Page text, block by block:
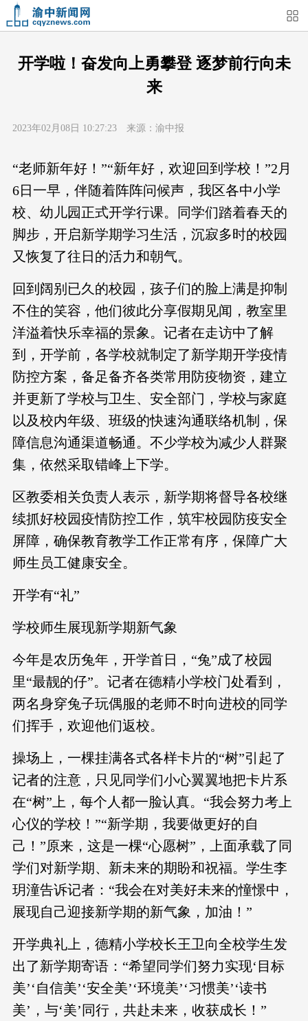
首页 媒体关注 今日头条 热点新闻
游在渝中 购在渝中 娱在渝中 美图集
形象片 短视频 荟睛彩 直播回看
开学啦！奋发向上勇攀登 逐梦前行向未
来
2023年02月08日 10:27:23 来源：渝中报
“老师新年好！”“新年好，欢迎回到学校！”2月
6日一早，伴随着阵阵问候声，我区各中小学
校、幼儿园正式开学行课。同学们踏着春天的
脚步，开启新学期学习生活，沉寂多时的校园
又恢复了往日的活力和朝气。
回到阔别已久的校园，孩子们的脸上满是抑制
不住的笑容，他们彼此分享假期见闻，教室里
洋溢着快乐幸福的景象。记者在走访中了解
到，开学前，各学校就制定了新学期开学疫情
防控方案，备足备齐各类常用防疫物资，建立
并更新了学校与卫生、安全部门，学校与家庭
以及校内年级、班级的快速沟通联络机制，保
障信息沟通渠道畅通。不少学校为减少人群聚
集，依然采取错峰上下学。
区教委相关负责人表示，新学期将督导各校继
续抓好校园疫情防控工作，筑牢校园防疫安全
屏障，确保教育教学工作正常有序，保障广大
师生员工健康安全。
开学有“礼”
学校师生展现新学期新气象
今年是农历兔年，开学首日，“兔”成了校园
里“最靓的仔”。记者在德精小学校门处看到，
两名身穿兔子玩偶服的老师不时向进校的同学
们挥手，欢迎他们返校。
操场上，一棵挂满各式各样卡片的“树”引起了
记者的注意，只见同学们小心翼翼地把卡片系
在“树”上，每个人都一脸认真。“我会努力考上
心仪的学校！”“新学期，我要做更好的自
己！”原来，这是一棵“心愿树”，上面承载了同
学们对新学期、新未来的期盼和祝福。学生李
玥潼告诉记者：“我会在对美好未来的憧憬中，
展现自己迎接新学期的新气象，加油！”
开学典礼上，德精小学校长王卫向全校学生发
出了新学期寄语：“希望同学们努力实现‘目标
美’‘自信美’‘安全美’‘环境美’‘习惯美’‘读书
美’，与‘美’同行，共赴未来，收获成长！”